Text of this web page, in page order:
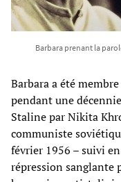
Barbara prenant la
Barbara a été
pendant une
Staline par Nikita
communiste
février 1956 – suivi
répression sanglante